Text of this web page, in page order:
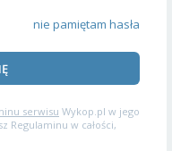
nie pamiętam hasła
serwisu Wykop.pl w jego
Regulaminu w całości,